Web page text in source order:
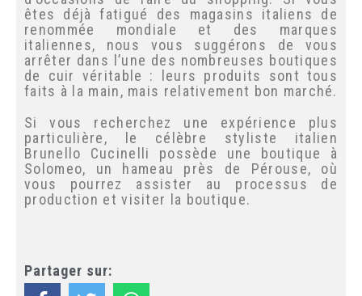
achats en Italie vers la ville. Il va sans dire
que Florence ne manque pas d’occasions de
faire du shopping. Si vous êtes déjà fatigué
des magasins italiens de renommée
mondiale et des marques italiennes, nous
vous suggérons de vous arrêter dans l’une
véritable : leurs produits sont tous faits à
la main, mais relativement bon marché.
Si vous recherchez une expérience plus
particulière, le célèbre styliste italien
Brunello Cucinelli possède une boutique à
Inscrivez-vous et bénéficiez
d’une remise personnalisée